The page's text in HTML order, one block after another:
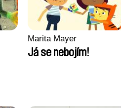
Marita Mayer
Já se nebojím!